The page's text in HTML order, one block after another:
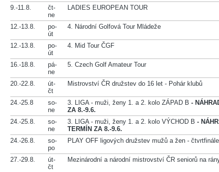
9.-11.8.
čt-
ne
LADIES EUROPEAN TOUR
12.-13.8.
po-
út
4. Národní Golfová Tour Mládeže
12.-13.8.
po-
út
4. Mid Tour ČGF
16.-18.8.
pá-
ne
5. Czech Golf Amateur Tour
20.-22.8.
út-
čt
Mistrovství ČR družstev do 16 let - Pohár klubů
24.-25.8
so-
ne
3. LIGA - muži, ženy 1. a 2. kolo ZÁPAD B -
ZA 8.-9.6.
24.-25.8.
so-
ne
3. LIGA - muži, ženy 1. a 2. kolo VÝCHOD B -
TERMÍN ZA 8.-9.6.
24.-26.8.
so-
po
PLAY OFF ligových družstev mužů a žen - čtvrtfinále
27.-29.8.
út-
čt
Mezinárodní a národní mistrovství ČR seniorů na